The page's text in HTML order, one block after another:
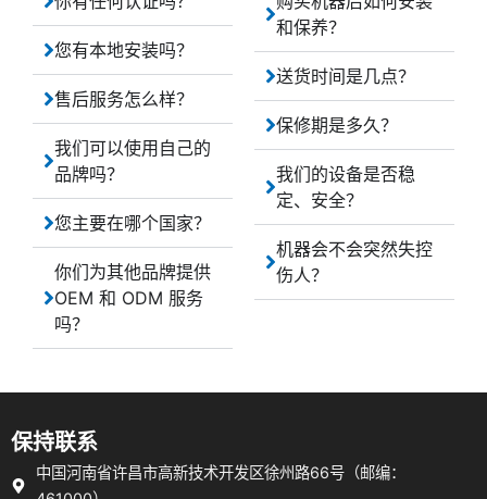
您有本地安装吗？
售后服务怎么样？
我们可以使用自己的
品牌吗？
您主要在哪个国家？
你们为其他品牌提供
OEM 和 ODM 服务
吗？
和保养？
送货时间是几点？
保修期是多久？
我们的设备是否稳
定、安全？
机器会不会突然失控
伤人？
保持联系
中国河南省许昌市高新技术开发区徐州路66号（邮编：